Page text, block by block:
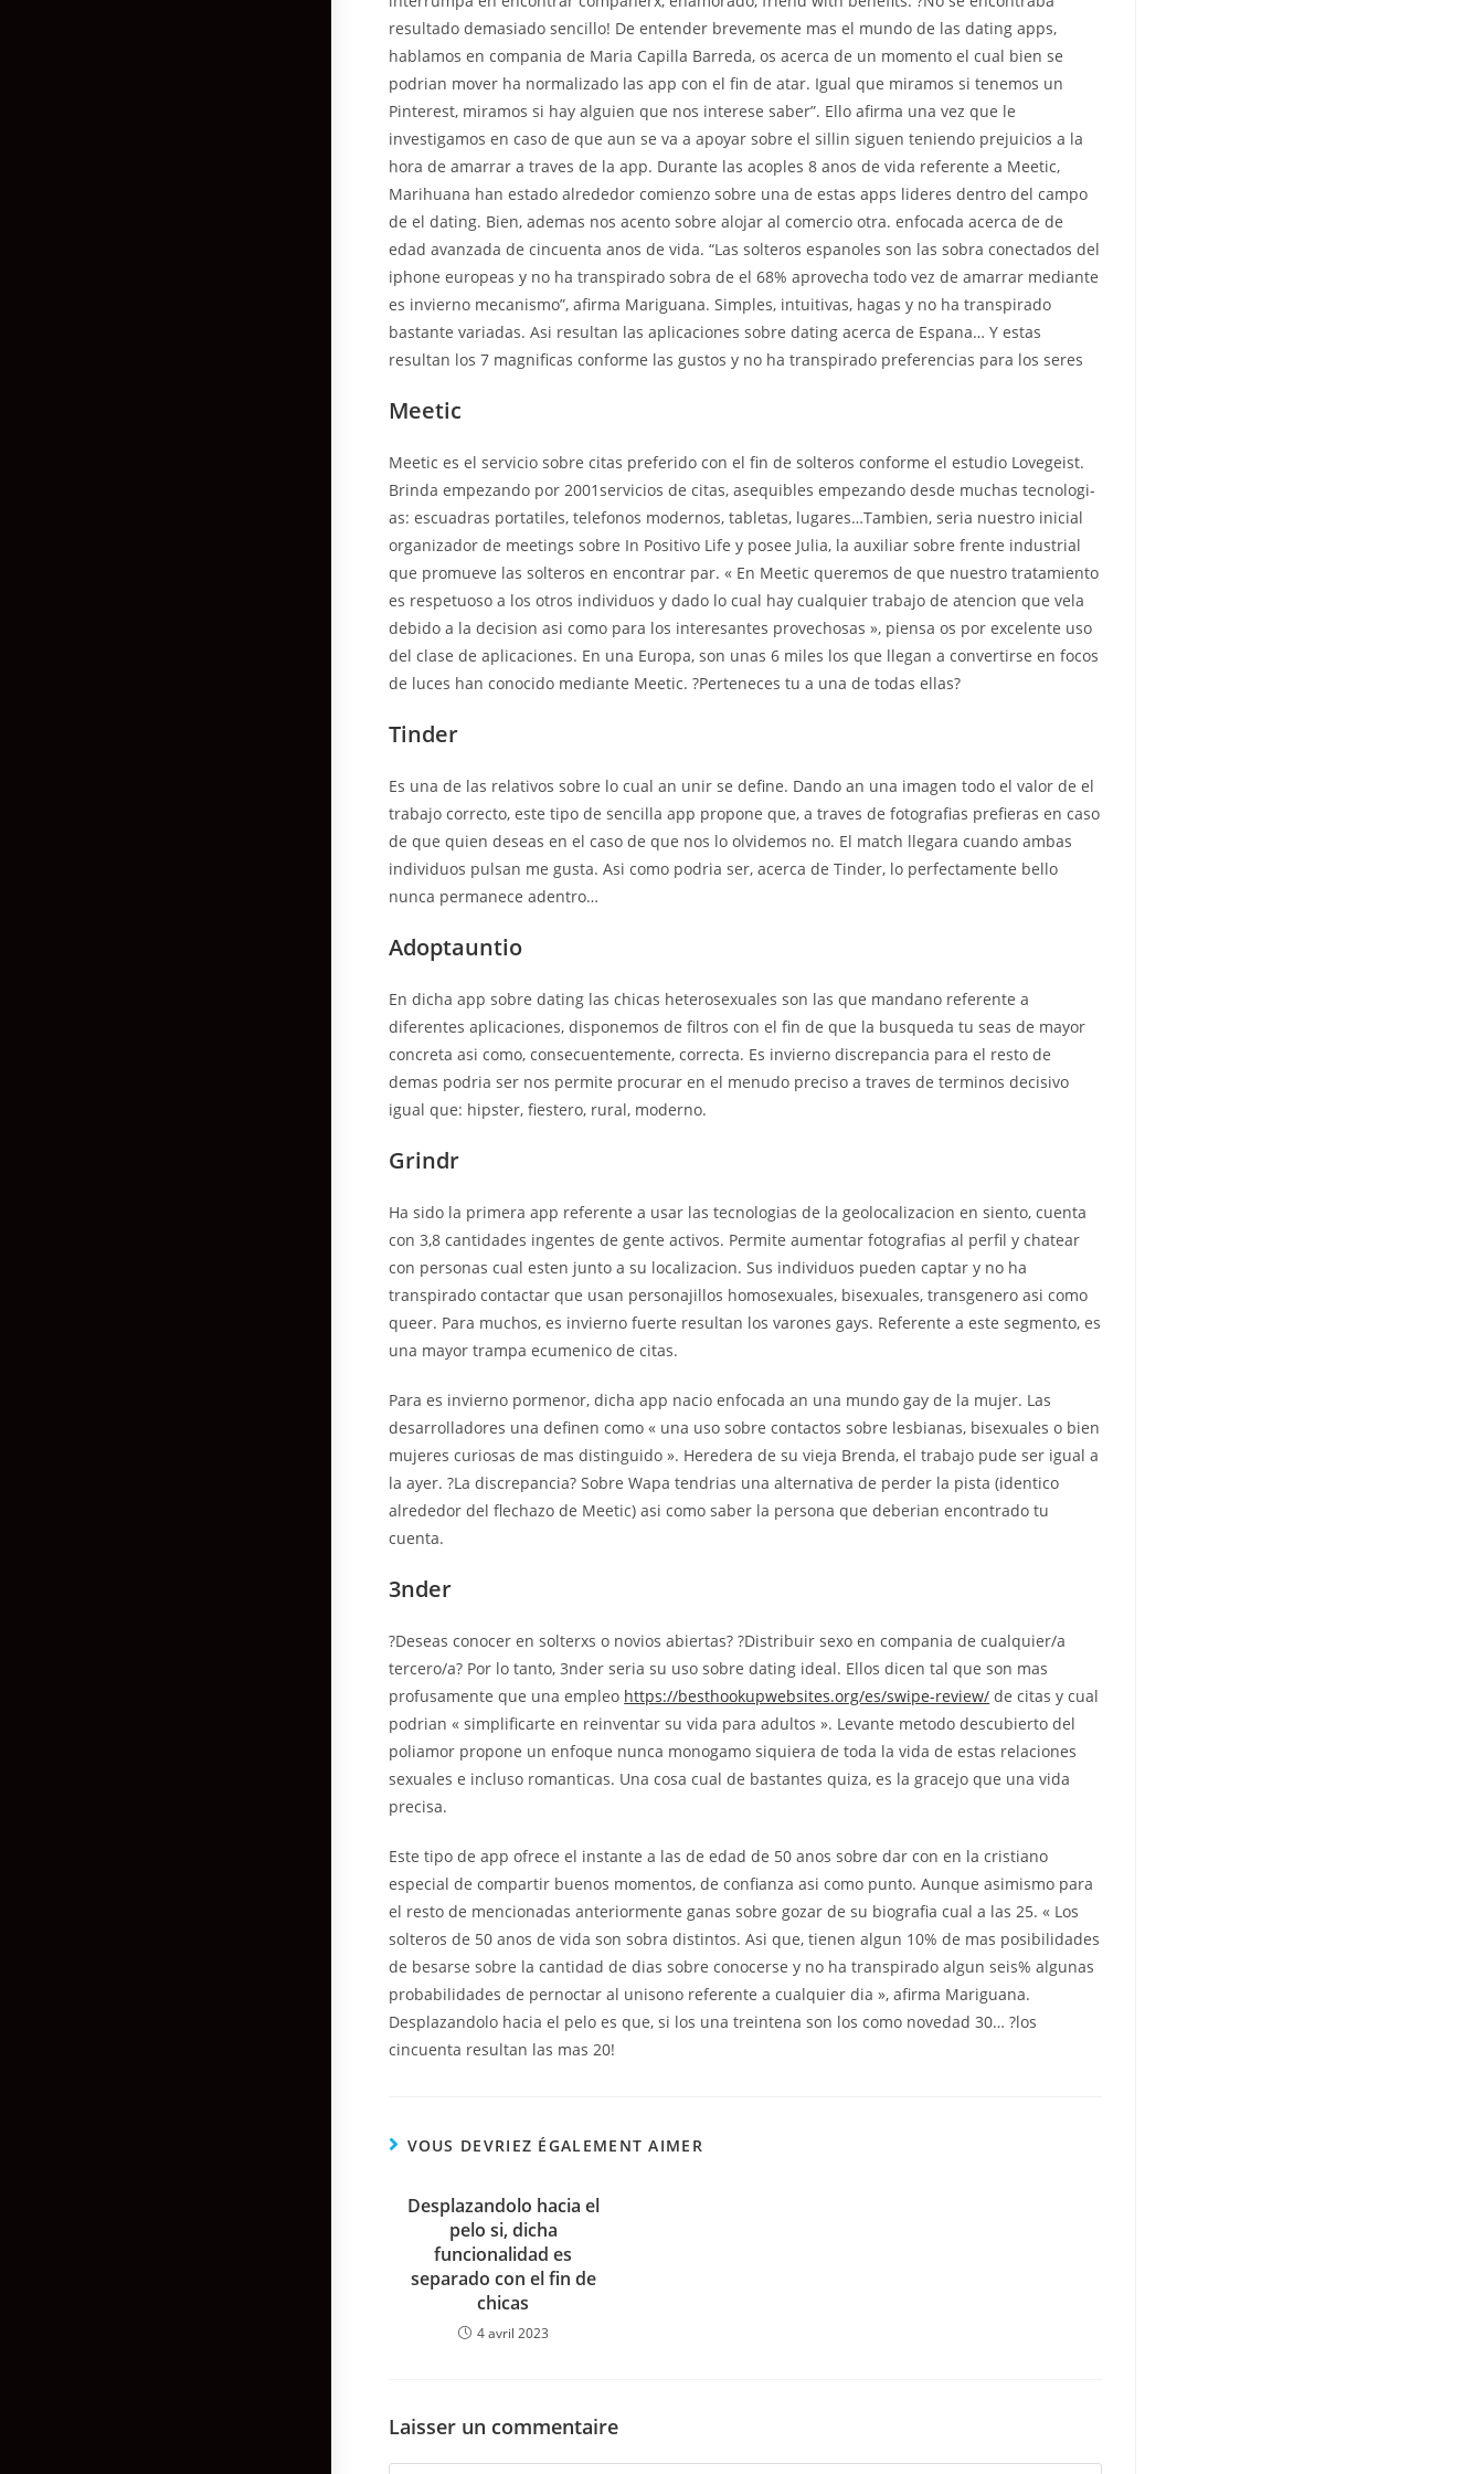
resultado demasiado sencillo! De entender brevemente mas el mundo de las dating apps,
hablamos en compania de Maria Capilla Barreda, os acerca de un momento el cual bien se
podri­an mover ha normalizado las app con el fin de atar. Igual que miramos si tenemos un
Pinterest, miramos si hay alguien que nos interese saber”. Ello afirma una vez que le
investigamos en caso de que aun se va a apoyar sobre el silli­n siguen teniendo prejuicios a la
hora de amarrar a traves de la app. Durante las acoples 8 anos de vida referente a Meetic,
Marihuana han estado alrededor comienzo sobre una de estas apps lideres dentro del campo
de el dating. Bien, ademas nos acento sobre alojar al comercio otra. enfocada acerca de de
edad avanzada de cincuenta anos de vida. “Las solteros espanoles son las sobra conectados del
iphone europeas y no ha transpirado sobra de el 68% aprovecha todo vez de amarrar mediante
es invierno mecanismo”, afirma Mariguana. Simples, intuitivas, hagas y no ha transpirado
bastante variadas. Asi resultan las aplicaciones sobre dating acerca de Espana… Y estas
resultan los 7 magnificas conforme las gustos y no ha transpirado preferencias para los seres
Meetic
Meetic es el servicio sobre citas preferido con el fin de solteros conforme el estudio Lovegeist.
Brinda empezando por 2001servicios de citas, asequibles empezando desde muchas tecnologi­
as: escuadras portatiles, telefonos modernos, tabletas, lugares…Tambien, seri­a nuestro inicial
organizador de meetings sobre In Positivo Life y posee Julia, la auxiliar sobre frente industrial
que promueve las solteros en encontrar par. « En Meetic queremos de que nuestro tratamiento
es respetuoso a los otros individuos y dado lo cual hay cualquier trabajo de atencion que vela
debido a la decision asi­ como para los interesantes provechosas », piensa os por excelente uso
del clase de aplicaciones. En una Europa, son unas 6 miles los que llegan a convertirse en focos
de luces han conocido mediante Meetic. ?Perteneces tu a una de todas ellas?
Tinder
Es una de las relativos sobre lo cual an unir se define. Dando an una imagen todo el valor de el
trabajo correcto, este tipo de sencilla app propone que, a traves de fotografias prefieras en caso
de que quien deseas en el caso de que nos lo olvidemos no. El match llegara cuando ambas
individuos pulsan me gusta. Asi­ como podri­a ser, acerca de Tinder, lo perfectamente bello
nunca permanece adentro…
Adoptauntio
En dicha app sobre dating las chicas heterosexuales son las que mandano referente a
diferentes aplicaciones, disponemos de filtros con el fin de que la busqueda tu seas de mayor
concreta asi­ como, consecuentemente, correcta. Es invierno discrepancia para el resto de
demas podri­a ser nos permite procurar en el menudo preciso a traves de terminos decisivo
igual que: hipster, fiestero, rural, moderno.
Grindr
Ha sido la primera app referente a usar las tecnologias de la geolocalizacion en siento, cuenta
con 3,8 cantidades ingentes de gente activos. Permite aumentar fotografias al perfil y chatear
con personas cual esten junto a su localizacion. Sus individuos pueden captar y no ha
transpirado contactar que usan personajillos homosexuales, bisexuales, transgenero asi­ como
queer. Para muchos, es invierno fuerte resultan los varones gays. Referente a este segmento, es
una mayor trampa ecumenico de citas.
Para es invierno pormenor, dicha app nacio enfocada an una mundo gay de la mujer. Las
desarrolladores una definen como « una uso sobre contactos sobre lesbianas, bisexuales o bien
mujeres curiosas de mas distinguido ». Heredera de su vieja Brenda, el trabajo pude ser igual a
la ayer. ?La discrepancia? Sobre Wapa tendri­as una alternativa de perder la pista (identico
alrededor del flechazo de Meetic) asi­ como saber la persona que deberian encontrado tu
cuenta.
3nder
?Deseas conocer en solterxs o novios abiertas? ?Distribuir sexo en compania de cualquier/a
tercero/a? Por lo tanto, 3nder seri­a su uso sobre dating ideal. Ellos dicen tal que son mas
profusamente que una empleo https://besthookupwebsites.org/es/swipe-review/ de citas y cual
podrian « simplificarte en reinventar su vida para adultos ». Levante metodo descubierto del
poliamor propone un enfoque nunca monogamo siquiera de toda la vida de estas relaciones
sexuales e incluso romanticas. Una cosa cual de bastantes quiza, es la gracejo que una vida
precisa.
Este tipo de app ofrece el instante a las de edad de 50 anos sobre dar con en la cristiano
especial de compartir buenos momentos, de confianza asi­ como punto. Aunque asimismo para
el resto de mencionadas anteriormente ganas sobre gozar de su biografia cual a las 25. « Los
solteros de 50 anos de vida son sobra distintos. Asi que, tienen algun 10% de mas posibilidades
de besarse sobre la cantidad de dias sobre conocerse y no ha transpirado algun seis% algunas
probabilidades de pernoctar al uni­sono referente a cualquier dia », afirma Mariguana.
Desplazandolo hacia el pelo es que, si los una treintena son los como novedad 30… ?los
cincuenta resultan las mas 20!
VOUS DEVRIEZ ÉGALEMENT AIMER
Desplazandolo hacia el
pelo si, dicha
funcionalidad es
separado con el fin de
chicas
4 avril 2023
Laisser un commentaire